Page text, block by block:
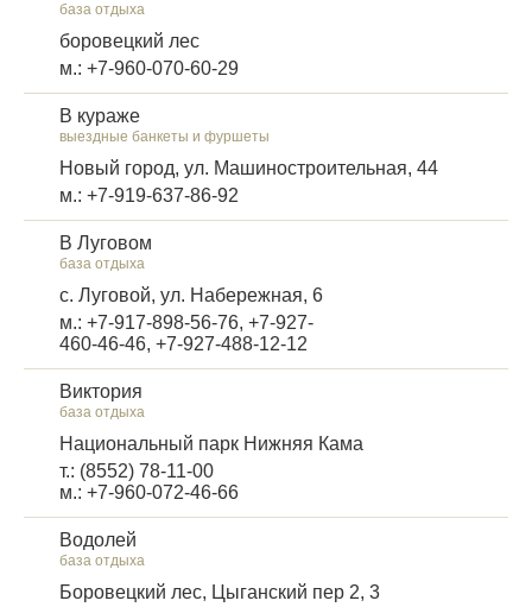
база отдыха
боровецкий лес
м.: +7-960-070-60-29
В кураже
выездные банкеты и фуршеты
Новый город, ул. Машиностроительная, 44
м.: +7-919-637-86-92
В Луговом
база отдыха
с. Луговой, ул. Набережная, 6
м.: +7-917-898-56-76, +7-927-
460-46-46, +7-927-488-12-12
Виктория
база отдыха
Национальный парк Нижняя Кама
т.: (8552) 78-11-00
м.: +7-960-072-46-66
Водолей
база отдыха
Боровецкий лес, Цыганский пер 2, 3